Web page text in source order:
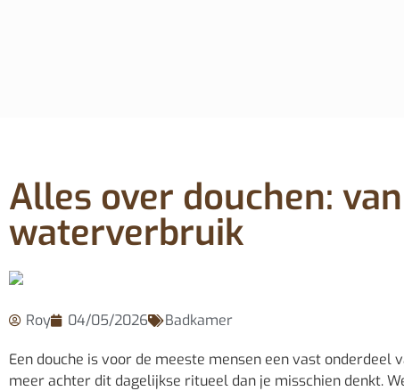
Alles over douchen:
waterverbruik
Roy 04/05/2026 Badkamer
Een douche is voor de meeste mensen een vast
meer achter dit dagelijkse ritueel dan je misschien denkt.